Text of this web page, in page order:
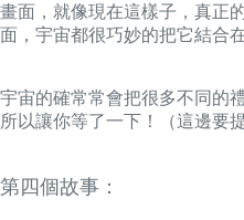
畫面，就像現在這樣子，真正
面，宇宙都很巧妙的把它結合
宇宙的確常常會把很多不同的
所以讓你等了一下！（這邊要
第四個故事：